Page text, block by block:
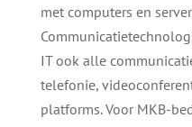
met computers en
IT ook alle
telefonie,
platforms. Voor MKB-